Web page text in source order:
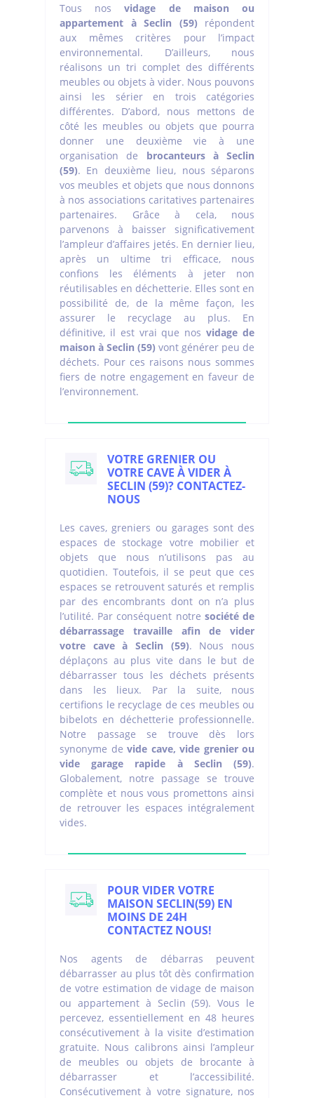
Tous nosvidage de maison ou
appartement à Seclin (59) répondent
aux mêmes critères pour l’impact
environnemental. D’ailleurs, nous
réalisons un tri complet des différents
meubles ou objets à vider. Nous pouvons
ainsi les sérier en trois catégories
différentes. D’abord, nous mettons de
côté les meubles ou objets que pourra
donner une deuxième vie à une
organisation de brocanteurs à Seclin
(59). En deuxième lieu, nous séparons
vos meubles et objets que nous donnons
à nos associations caritatives partenaires
partenaires. Grâce à cela, nous
parvenons à baisser significativement
l’ampleur d’affaires jetés. En dernier lieu,
après un ultime tri efficace, nous
confions les éléments à jeter non
réutilisables en déchetterie. Elles sont en
possibilité de, de la même façon, les
assurer le recyclage au plus. En
définitive, il est vrai que nosvidage de
maison à Seclin (59) vont générer peu de
déchets. Pour ces raisons nous sommes
fiers de notre engagement en faveur de
l’environnement.
VOTRE GRENIER OU
VOTRE CAVE À VIDER À
SECLIN (59)? CONTACTEZ-
NOUS
Les caves, greniers ou garages sont des
espaces de stockage votre mobilier et
objets que nous n’utilisons pas au
quotidien. Toutefois, il se peut que ces
espaces se retrouvent saturés et remplis
par des encombrants dont on n’a plus
l’utilité. Par conséquent notre société de
débarrassage travaille afin de vider
votre cave à Seclin (59). Nous nous
déplaçons au plus vite dans le but de
débarrasser tous les déchets présents
dans les lieux. Par la suite, nous
certifions le recyclage de ces meubles ou
bibelots en déchetterie professionnelle.
Notre passage se trouve dès lors
synonyme de vide cave, vide grenier ou
vide garage rapide à Seclin (59).
Globalement, notre passage se trouve
complète et nous vous promettons ainsi
de retrouver les espaces intégralement
vides.
POUR VIDER VOTRE
MAISON SECLIN(59) EN
MOINS DE 24H
CONTACTEZ NOUS!
Nos agents de débarras peuvent
débarrasser au plus tôt dès confirmation
de votre estimation de vidage de maison
ou appartement à Seclin (59). Vous le
percevez, essentiellement en 48 heures
consécutivement à la visite d’estimation
gratuite. Nous calibrons ainsi l’ampleur
de meubles ou objets de brocante à
débarrasser et l’accessibilité.
Consécutivement à votre signature, nos